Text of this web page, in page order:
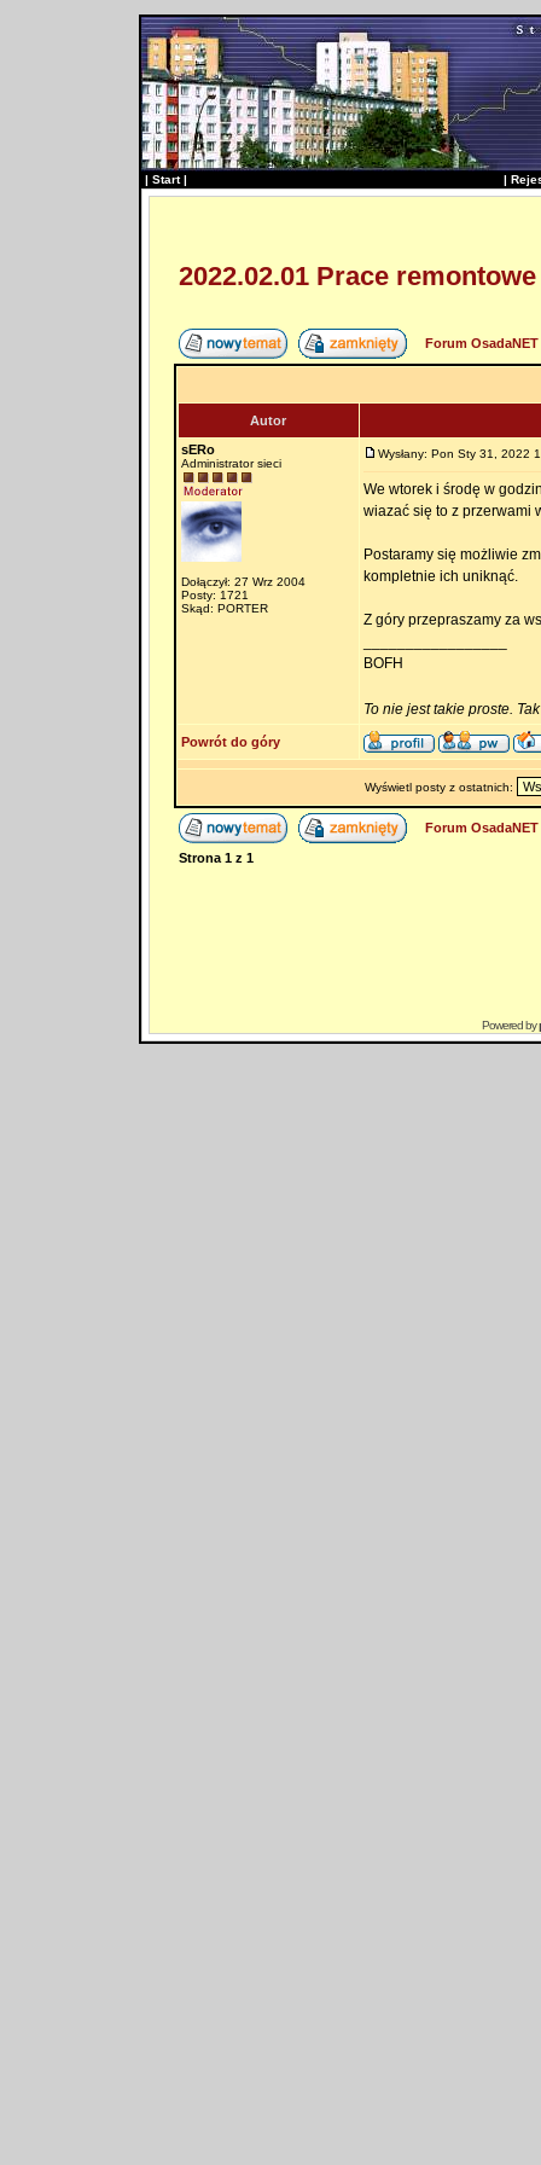
| Start| |
2022.02.01 Prace
Forum
Autor
sERo
Administrator sieci
Dołączył: 27 Wrz 2004
Posty: 1721
Skąd: PORTER
Wysłany: Pon Sty 31, 2022
We wtorek i środę w
wiazać się to z przerwami
Postaramy się możliwie
kompletnie ich uniknąć.
Z góry przepraszamy za
BOFH
To nie jest takie proste.
Powrót do góry
Wyświetl posty z ostatnich:
Forum
Strona 1z 1
Powered by